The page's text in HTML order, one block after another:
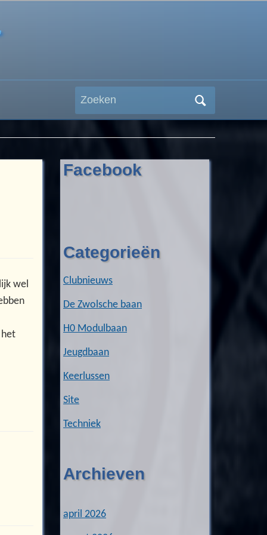
Zoeken
naar:
wel
het
Facebook
Categorieën
Clubnieuws
De Zwolsche baan
H0 Modulbaan
Jeugdbaan
Keerlussen
Site
Techniek
Archieven
april 2026